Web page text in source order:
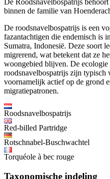
De Roodsnavelbospatrijs
binnen de familie van
De roodsnavelbospatrijs is een
fazantachtigen die endemisch is
Sumatra, Indonesië. Deze soort
migrerend, wat betekent dat ze
woongebied blijven. De ecologie
roodsnavelbospatrijs zijn typisch
voornamelijk actief op de grond
migratiepatronen.
Roodsnavelbospatrijs
Red-billed Partridge
Rotschnabel-Buschwachtel
Torquéole à bec rouge
Taxonomische indeling